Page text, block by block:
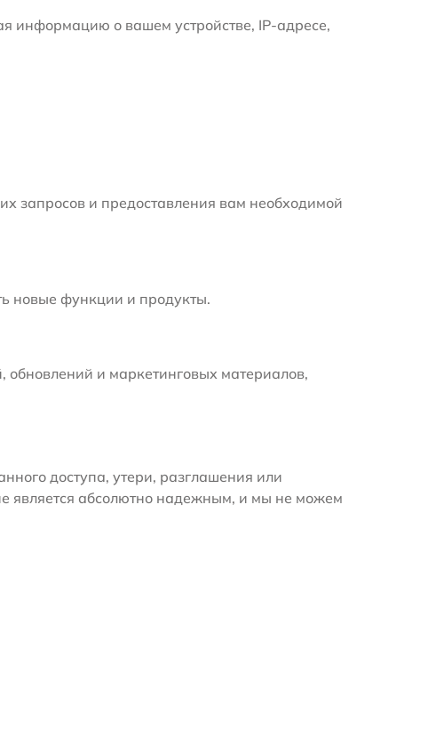
информацию о вашем устройстве, IP-адресе,
запросов и предоставления вам необходимой
новые функции и продукты.
и маркетинговых материалов,
доступа, утери, разглашения или
является абсолютно надежным, и мы не можем